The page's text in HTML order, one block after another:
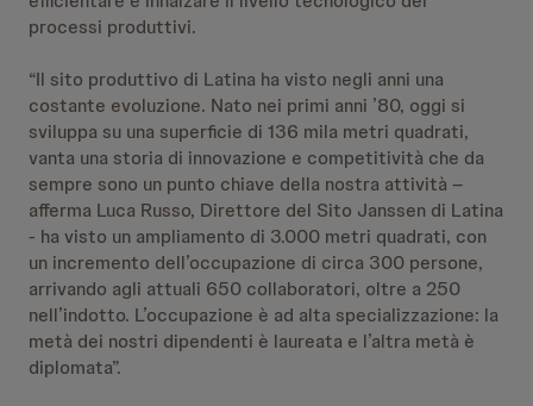
processi produttivi.
“Il sito produttivo di Latina ha visto negli anni una
costante evoluzione. Nato nei primi anni ’80, oggi si
sviluppa su una superficie di 136 mila metri quadrati,
vanta una storia di innovazione e competitività che da
sempre sono un punto chiave della nostra attività –
afferma Luca Russo, Direttore del Sito Janssen di Latina
- ha visto un ampliamento di 3.000 metri quadrati, con
un incremento dell’occupazione di circa 300 persone,
arrivando agli attuali 650 collaboratori, oltre a 250
nell’indotto. L’occupazione è ad alta specializzazione: la
metà dei nostri dipendenti è laureata e l’altra metà è
diplomata”.